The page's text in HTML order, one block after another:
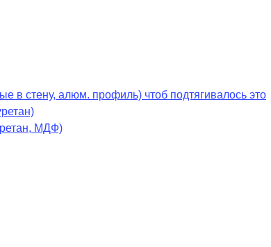
в стену, алюм. профиль) чтоб подтягивалось это
МДФ)